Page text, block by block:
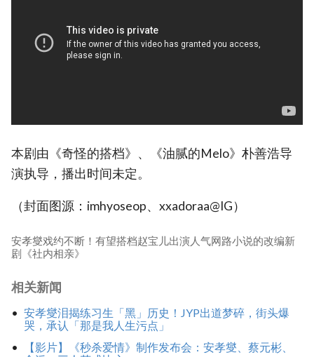
本剧由《奇怪的搭档》、《油腻的Melo》朴善浩导
演执导，播出时间未定。
（封面图源：imhyoseop、xxadoraa@IG）
安孝燮戏约不断！有望搭档赵宝儿出演人气网路小说的改编新
剧《社内相亲》
相关新闻
安孝燮泪揭练习生「黑」历史！JYP出道梦碎，街头爆
哭，承认「那是我人生污点」
【影片】《秒杀爱情》制作发布会：安孝燮、蔡元彬、